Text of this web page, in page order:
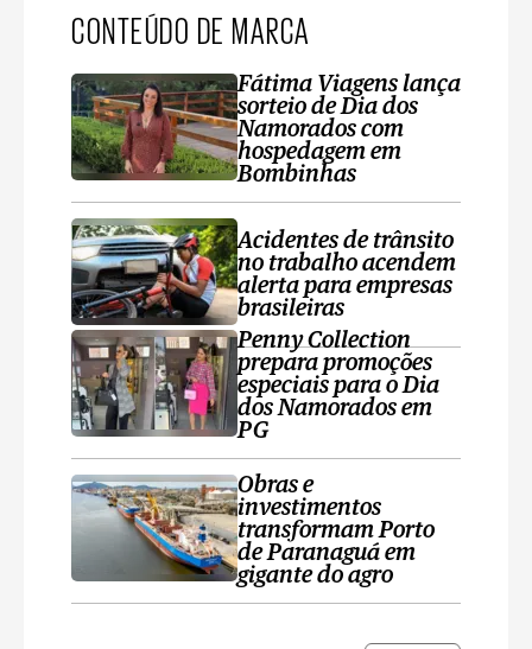
CONTEÚDO DE MARCA
Fátima Viagens lança
sorteio de Dia dos
Namorados com
hospedagem em
Bombinhas
Acidentes de trânsito
no trabalho acendem
alerta para empresas
brasileiras
Penny Collection
prepara promoções
especiais para o Dia
dos Namorados em
PG
Obras e
investimentos
transformam Porto
de Paranaguá em
gigante do agro